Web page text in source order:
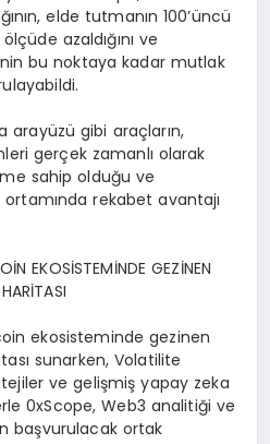
elde tutmanın 100’üncü
azaldığını ve
bu noktaya kadar mutlak
arayüzü gibi araçların,
gerçek zamanlı olarak
sahip olduğu ve
rekabet avantajı
EKOSİSTEMİNDE GEZİNEN
ekosisteminde gezinen
sunarken, Volatilite
ve gelişmiş yapay zeka
0xScope, Web3 analitiği ve
başvurulacak ortak